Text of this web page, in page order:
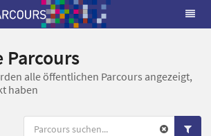
alle öffentlichen Parcours angezeigt,
haben